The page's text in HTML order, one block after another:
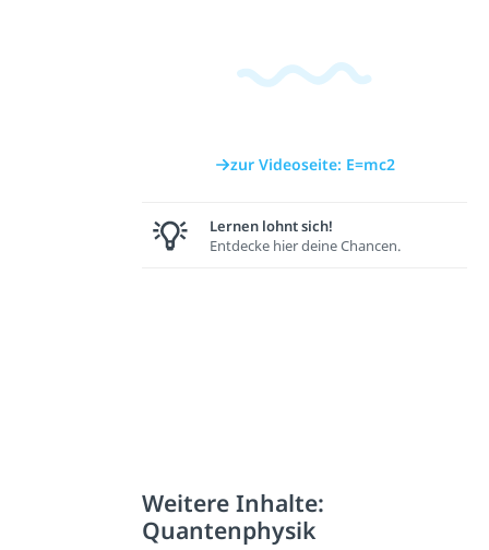
zur Videoseite: E=mc2
Lernen lohnt sich!
Entdecke hier deine Chancen.
Weitere Inhalte:
Quantenphysik